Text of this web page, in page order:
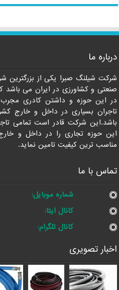
درباره ما
شرکت شیلنگ صبرا یکی از
صنعتی و کشاورزی در ایران می
در این حوزه و داشتن کادری مجرب
تاجران بسیاری در داخل و خارج
باشد.این شرکت قادر است تمامی
این حوزه تجاری را در داخل و
مناسب ترین کیفیت تامین نماید.
تماس با ما
شماره موبایل:
کانال ایتا:
کانال تلگرام:
اخبار تصویری